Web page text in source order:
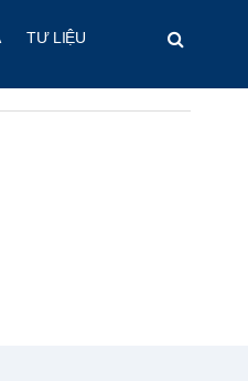
TƯ LIỆU